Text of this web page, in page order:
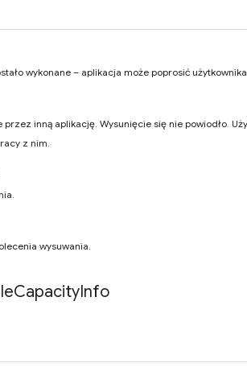
wykonane – aplikacja może poprosić
przez inną aplikację. Wysunięcie się nie powiodło.
z nim.
wysuwania.
CapacityInfo